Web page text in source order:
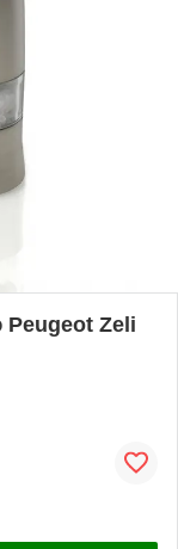
Peugeot Zeli